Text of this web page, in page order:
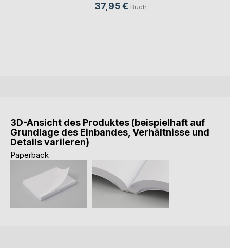
37,95 € Buch
3D-Ansicht des Produktes (beispielhaft auf
Grundlage des Einbandes, Verhältnisse und
Details variieren)
Paperback